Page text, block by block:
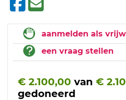
aanmelden als
een vraag stellen
€ 2.100,00 van €
gedoneerd